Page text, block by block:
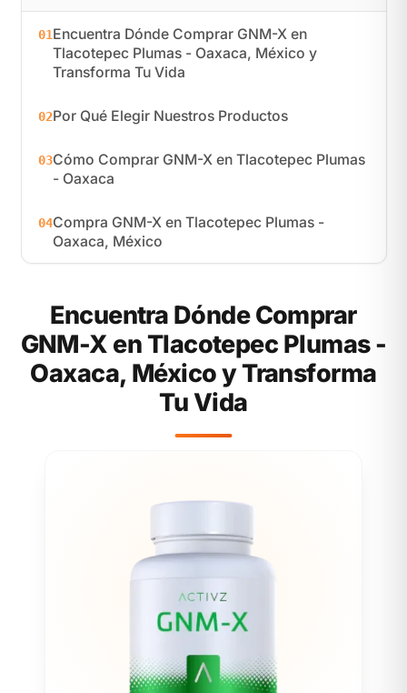
01Encuentra Dónde Comprar GNM-X en
Tlacotepec Plumas - Oaxaca, México y
Transforma Tu Vida
02Por Qué Elegir Nuestros Productos
03Cómo Comprar GNM-X en Tlacotepec Plumas
- Oaxaca
04Compra GNM-X en Tlacotepec Plumas -
Oaxaca, México
Encuentra Dónde Comprar
GNM-X en Tlacotepec Plumas -
Oaxaca, México y Transforma
Tu Vida